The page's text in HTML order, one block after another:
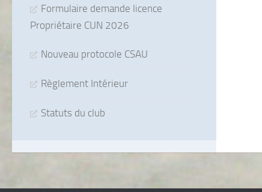
Formulaire demande licence
Propriétaire CUN 2026
Nouveau protocole CSAU
Règlement Intérieur
Statuts du club